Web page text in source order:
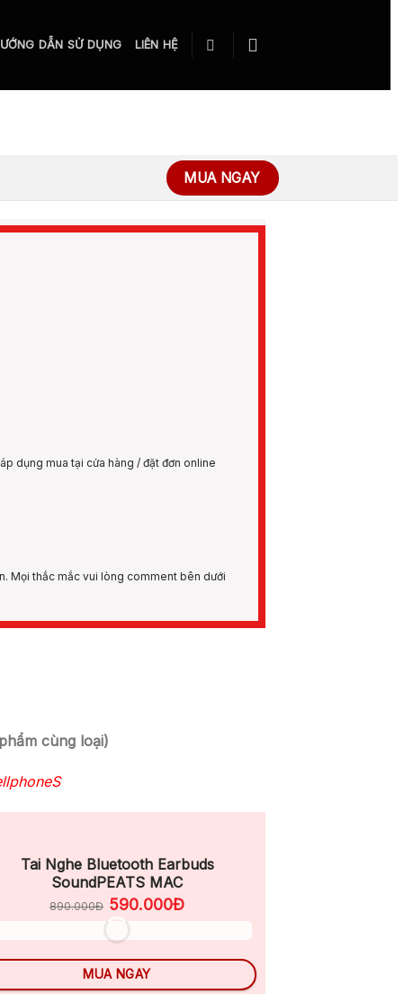
DẪN SỬ DỤNG LIÊN HỆ
MUA NGAY
dụng mua tại cửa hàng / đặt đơn online
Mọi thắc mắc vui lòng comment bên dưới
cùng loại)
Tai Nghe Bluetooth Earbuds
SoundPEATS MAC
890.000Đ 590.000Đ
MUA NGAY